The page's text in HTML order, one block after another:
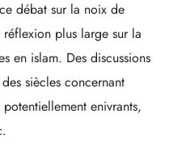
débat sur la noix de
réflexion plus large sur la
en islam. Des discussions
siècles concernant
enivrants,